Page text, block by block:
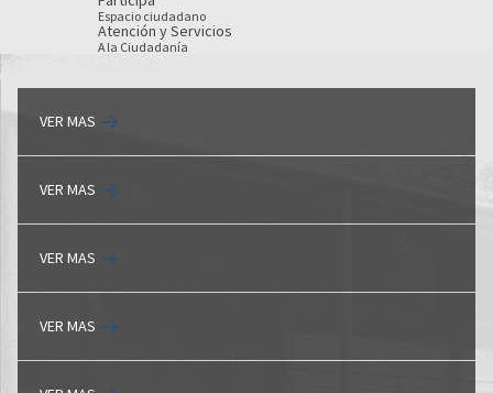
Espacio ciudadano
Atención y Servicios
A la Ciudadanía
VER MAS
VER MAS
VER MAS
VER MAS